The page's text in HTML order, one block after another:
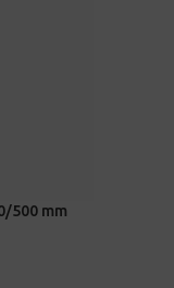
500 mm